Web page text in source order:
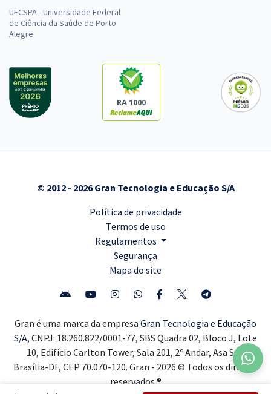
UFCSPA - Universidade Federal
de Ciência da Saúde de Porto
Alegre
RA 1000
© 2012 - 2026 Gran Tecnologia e Educação S/A
Política de privacidade
Termos de uso
Regulamentos
Segurança
Mapa do site
Gran é uma marca da empresa Gran Tecnologia e Educação
S/A, CNPJ: 18.260.822/0001-77, SBS Quadra 02, Bloco J, Lote
10, Edifício Carlton Tower, Sala 201, 2º Andar, Asa Sul,
Brasília-DF, CEP 70.070-120. Gran - 2026 © Todos os direitos
reservados ®